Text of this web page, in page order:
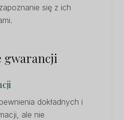
się z ich
gwarancji
dokładnych i
ale nie